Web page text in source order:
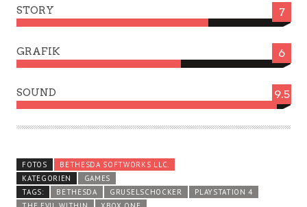
STORY 7
GRAFIK 6
SOUND 9.5
FOTOS
BETHESDA SOFTWORKS LLC.
KATEGORIEN
GAMES
TAGS:
BETHESDA GRUSELSCHOCKER
PLAYSTATION 4